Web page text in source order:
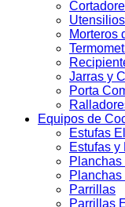
Morteros
Jarras y
Porta
Equipos de
Estufas
Estufas
Parrillas
Parrillas